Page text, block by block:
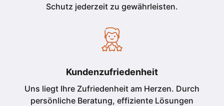
Schutz jederzeit zu gewährleisten.
Kundenzufriedenheit
Uns liegt Ihre Zufriedenheit am Herzen. Durch
persönliche Beratung, effiziente Lösungen